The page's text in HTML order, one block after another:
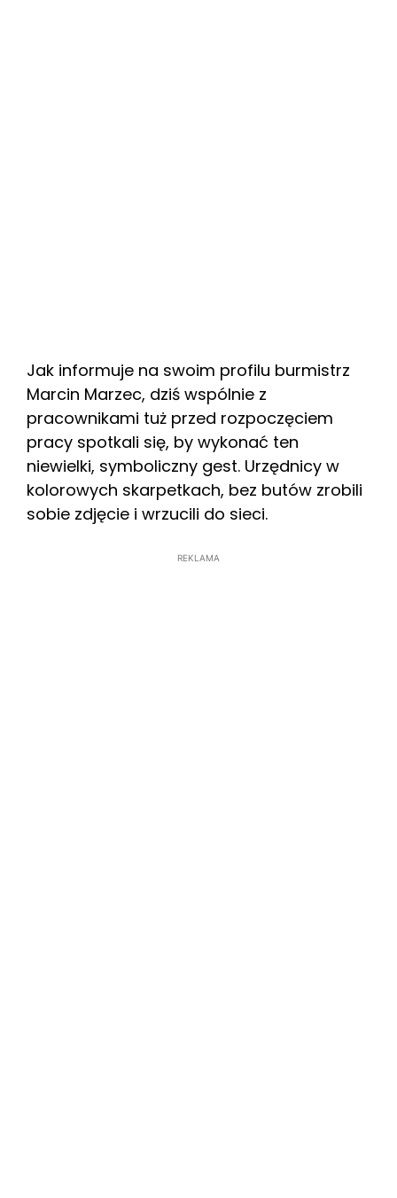
Jak informuje na swoim profilu burmistrz
Marcin Marzec, dziś wspólnie z
pracownikami tuż przed rozpoczęciem
pracy spotkali się, by wykonać ten
niewielki, symboliczny gest. Urzędnicy w
kolorowych skarpetkach, bez butów zrobili
sobie zdjęcie i wrzucili do sieci.
REKLAMA